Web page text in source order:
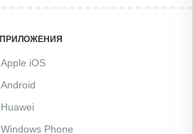
ПРИЛОЖЕНИЯ
Apple iOS
Android
Huawei
Windows Phone